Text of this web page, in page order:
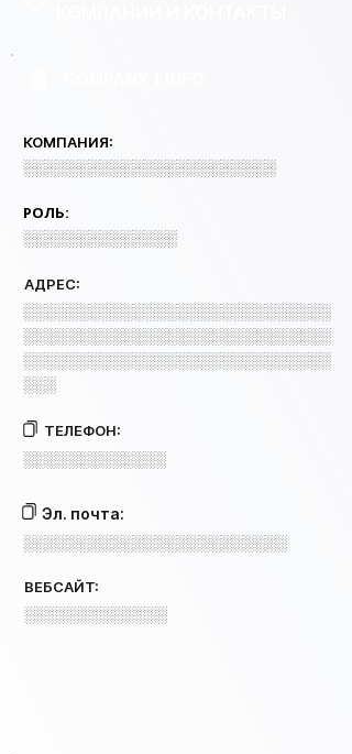
КОМПАНИЯ:
░░░░░░░░░░░░░░░░░░░░░░░
РОЛЬ:
░░░░░░░░░░░░░░
АДРЕС:
░░░░░░░░░░░░░░░░░░░░░░░░░░░░
░░░░░░░░░░░░░░░░░░░░░░░░░░░░
░░░░░░░░░░░░░░░░░░░░░░░░░░░░
░░░
ТЕЛЕФОН:
░░░░░░░░░░░░░
Эл. почта:
░░░░░░░░░░░░░░░░░░░░░░░░
ВЕБСАЙТ:
░░░░░░░░░░░░░